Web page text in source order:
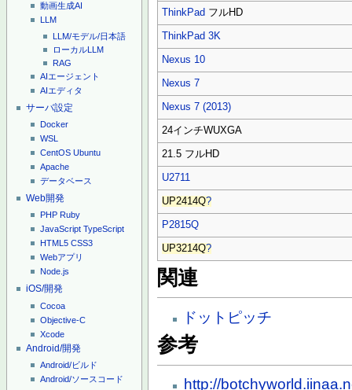
動画生成AI
LLM
LLM/モデル/日本語
ローカルLLM
RAG
AIエージェント
AIエディタ
サーバ設定
Docker
WSL
CentOS Ubuntu
Apache
データベース
Web開発
PHP Ruby
JavaScript TypeScript
HTML5 CSS3
Webアプリ
Node.js
iOS/開発
Cocoa
Objective-C
Xcode
Android/開発
Android/ビルド
Android/ソースコード
ThinkPad フルHD
ThinkPad 3K
Nexus 10
Nexus 7
Nexus 7 (2013)
24インチWUXGA
21.5 フルHD
U2711
UP2414Q?
P2815Q
UP3214Q?
関連
ドットピッチ
参考
http://